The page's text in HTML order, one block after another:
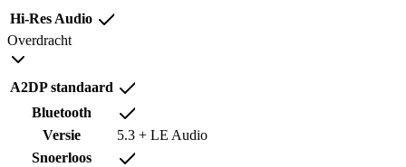
Hi-Res Audio
Overdracht
A2DP standaard
Bluetooth
Versie
5.3 + LE Audio
Snoerloos